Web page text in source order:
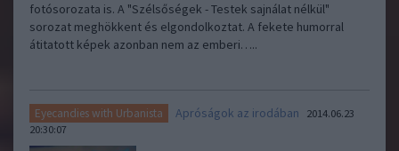
fotósorozata is. A "Szélsőségek - Testek sajnálat nélkül"
sorozat meghökkent és elgondolkoztat. A fekete humorral
átitatott képek azonban nem az emberi…..
Eyecandies with Urbanista Apróságok az irodában
2014.06.23
20:30:07